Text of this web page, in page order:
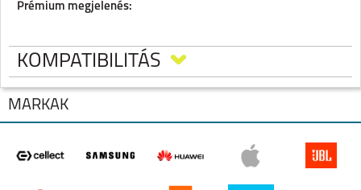
Prémium megjelenés:
telefonodnak.
Tartósság:
Az aramid és a karbon rendkívül tartós anyagok, így a tok hosszú
élettartamú.
újszerű állapotát.
KOMPATIBILITÁS
MÁRKÁK